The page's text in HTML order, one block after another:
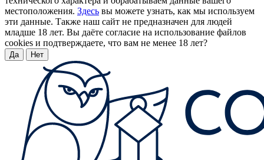
местоположения. Здесь вы можете узнать, как мы используем
эти данные. Также наш сайт не предназначен для людей
младше 18 лет. Вы даёте согласие на использование файлов
cookies и подтверждаете, что вам не менее 18 лет?
Да Нет